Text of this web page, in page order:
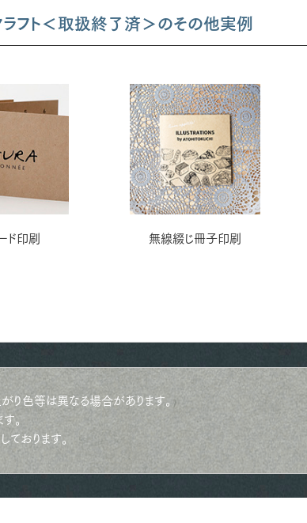
ラフト＜取扱終了済＞のその他実例
ド印刷 無線綴じ冊子印刷
り色等は異なる場合があります。
。
おります。